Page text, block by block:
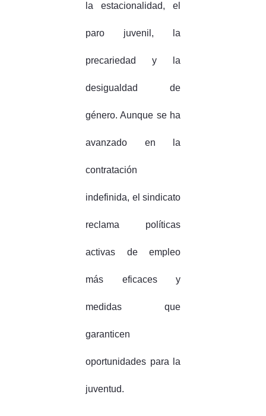
la estacionalidad, el
paro juvenil, la
precariedad y la
desigualdad de
género. Aunque se ha
avanzado en la
contratación
indefinida, el sindicato
reclama políticas
activas de empleo
más eficaces y
medidas que
garanticen
oportunidades para la
juventud.